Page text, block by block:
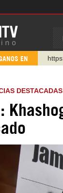
EN
DESTACADAS